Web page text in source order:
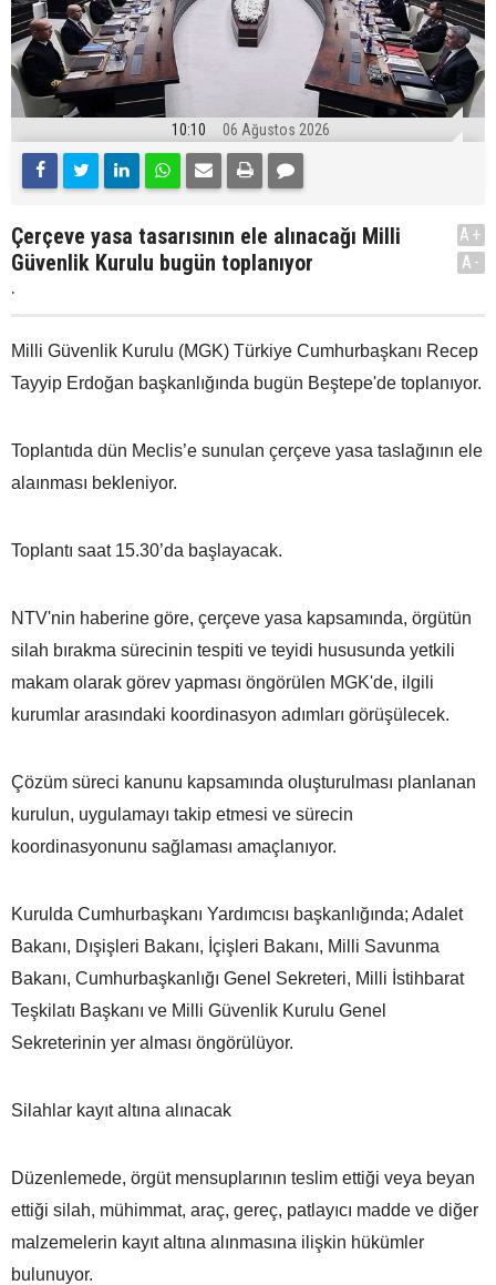
10:10 06 Ağustos 2026
Çerçeve yasa tasarısının ele alınacağı Milli
Güvenlik Kurulu bugün toplanıyor
.
A+
A-
Milli Güvenlik Kurulu (MGK) Türkiye Cumhurbaşkanı Recep
Tayyip Erdoğan başkanlığında bugün Beştepe'de toplanıyor.
Toplantıda dün Meclis’e sunulan çerçeve yasa taslağının ele
alaınması bekleniyor.
Toplantı saat 15.30’da başlayacak.
NTV'nin haberine göre, çerçeve yasa kapsamında, örgütün
silah bırakma sürecinin tespiti ve teyidi hususunda yetkili
makam olarak görev yapması öngörülen MGK'de, ilgili
kurumlar arasındaki koordinasyon adımları görüşülecek.
Çözüm süreci kanunu kapsamında oluşturulması planlanan
kurulun, uygulamayı takip etmesi ve sürecin
koordinasyonunu sağlaması amaçlanıyor.
Kurulda Cumhurbaşkanı Yardımcısı başkanlığında; Adalet
Bakanı, Dışişleri Bakanı, İçişleri Bakanı, Milli Savunma
Bakanı, Cumhurbaşkanlığı Genel Sekreteri, Milli İstihbarat
Teşkilatı Başkanı ve Milli Güvenlik Kurulu Genel
Sekreterinin yer alması öngörülüyor.
Silahlar kayıt altına alınacak
Düzenlemede, örgüt mensuplarının teslim ettiği veya beyan
ettiği silah, mühimmat, araç, gereç, patlayıcı madde ve diğer
malzemelerin kayıt altına alınmasına ilişkin hükümler
bulunuyor.